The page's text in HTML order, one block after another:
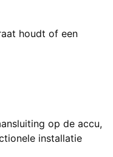
houdt of een
op de accu,
installatie